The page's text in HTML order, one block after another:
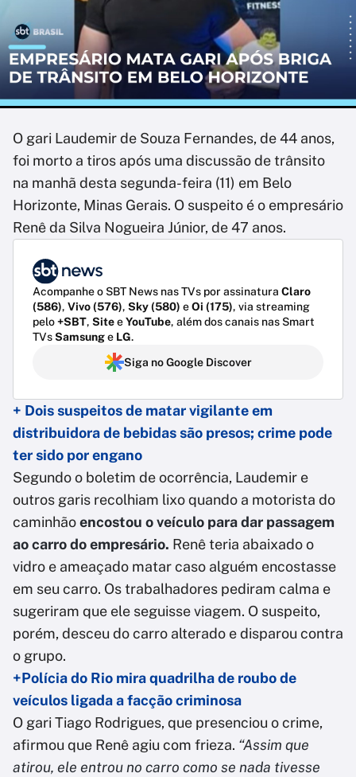
O gari Laudemir de Souza Fernandes, de 44 anos,
foi morto a tiros após uma discussão de trânsito
na manhã desta segunda-feira (11) em Belo
Horizonte, Minas Gerais. O suspeito é o empresário
Renê da Silva Nogueira Júnior, de 47 anos.
Acompanhe o SBT News nas TVs por assinatura Claro
(586), Vivo (576), Sky (580) eOi (175), via streaming
pelo+SBT, SiteeYouTube, além dos canais nas Smart
TVsSamsunge LG.
Siga no Google Discover
+ Dois suspeitos de matar vigilante em
distribuidora de bebidas são presos; crime pode
ter sido por engano
Segundo o boletim de ocorrência, Laudemir e
outros garis recolhiam lixo quando a motorista do
caminhãoencostou o veículo para dar passagem
ao carro do empresário. Renê teria abaixado o
vidro e ameaçado matar caso alguém encostasse
em seu carro. Os trabalhadores pediram calma e
sugeriram que ele seguisse viagem. O suspeito,
porém, desceu do carro alterado e disparou contra
o grupo.
+Polícia do Rio mira quadrilha de roubo de
veículos ligada a facção criminosa
O gari Tiago Rodrigues, que presenciou o crime,
afirmou que Renê agiu com frieza. “Assim que
atirou, ele entrou no carro como se nada tivesse